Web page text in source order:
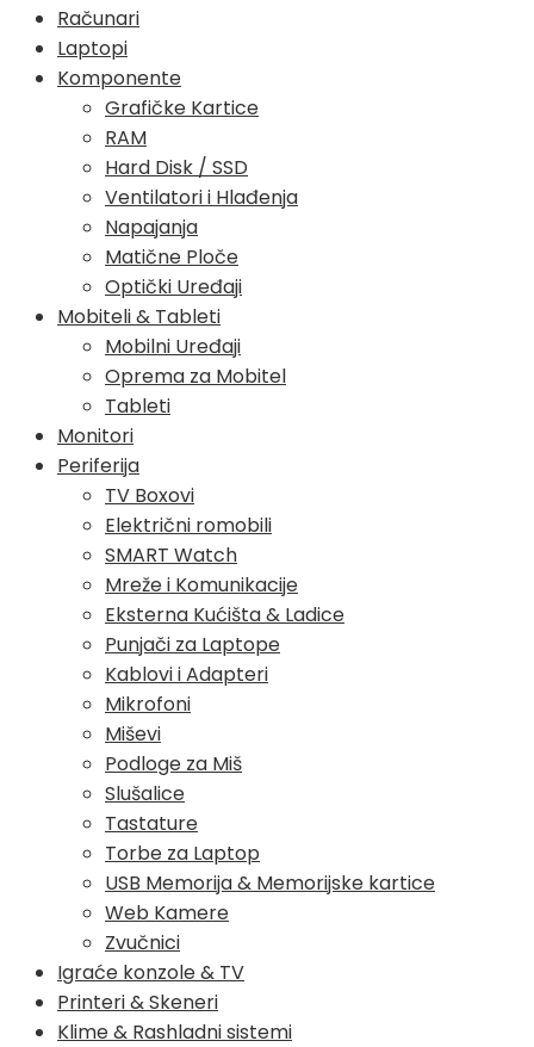
Računari
Laptopi
Komponente
Grafičke Kartice
RAM
Hard Disk / SSD
Ventilatori i Hlađenja
Napajanja
Matične Ploče
Optički Uređaji
Mobiteli & Tableti
Mobilni Uređaji
Oprema za Mobitel
Tableti
Monitori
Periferija
TV Boxovi
Električni romobili
SMART Watch
Mreže i Komunikacije
Eksterna Kućišta & Ladice
Punjači za Laptope
Kablovi i Adapteri
Mikrofoni
Miševi
Podloge za Miš
Slušalice
Tastature
Torbe za Laptop
USB Memorija & Memorijske kartice
Web Kamere
Zvučnici
Igraće konzole & TV
Printeri & Skeneri
Klime & Rashladni sistemi